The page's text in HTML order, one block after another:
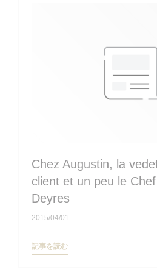
Chez Augustin, la
client et un peu le
Deyres
2015/04/01
記事を読む((新しいウィンドウで開き